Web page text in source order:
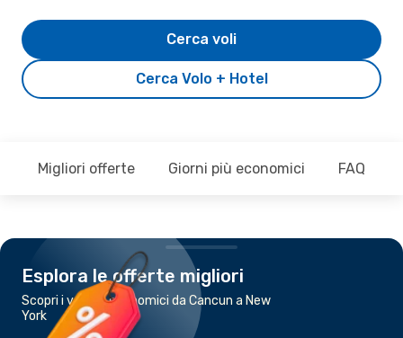
Cerca Volo + Hotel
Cerca voli
Migliori offerte Giorni più economici FAQ
Esplora le offerte migliori
Scopri i voli più economici da Cancun a New
York